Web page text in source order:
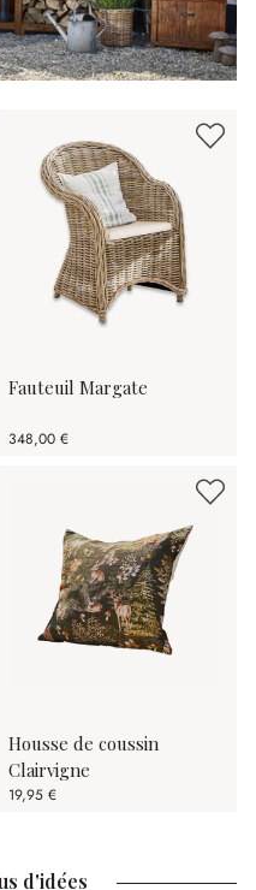
Fauteuil Margate
348,00 €
Housse de coussin
Clairvigne
19,95 €
d'idées